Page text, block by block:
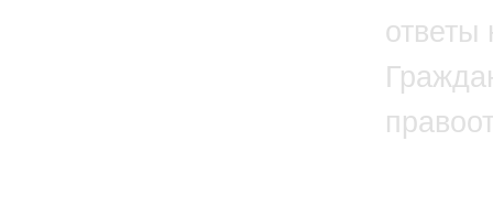
ответы